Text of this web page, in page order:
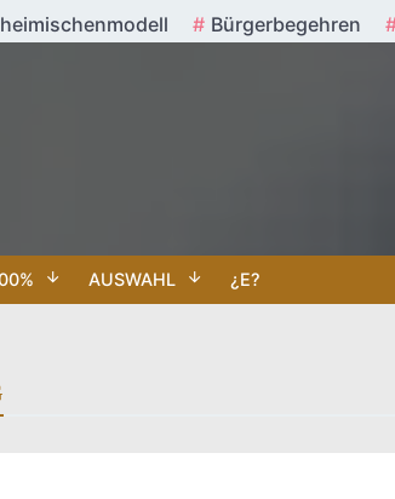
Bürgerbegehren
AUSWAHL ¿E?